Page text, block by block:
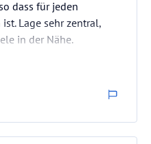
dass für jeden
Lage sehr zentral,
in der Nähe.